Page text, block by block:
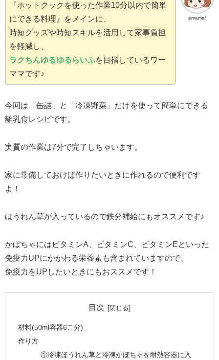
emama*
『ホットクックを使った作業10分以内で簡単
にできる料理』をメインに、
時短グッズや時短スキルを活用して家事負担
を軽減し、
ラクちんゆるゆるらいふを目指しているワー
ママです♪
今回は「缶詰」と「冷凍野菜」だけを使って簡単にできる
離乳食レシピです。
実質の作業は7分で完了しちゃいます。
家に常備しておけば作りたいときに作れるので便利です
よ！
ほうれん草が入っているので鉄分補給にもオススメです♪
かぼちゃにはビタミンA、ビタミンC、ビタミンEといった
免疫力UPにかかわる栄養素も含まれていますので、
免疫力をUPしたいときにもおススメです！
目次
材料(50ml容器6こ分)
作り方
①冷凍ほうれん草と冷凍かぼちゃを耐熱容器に入